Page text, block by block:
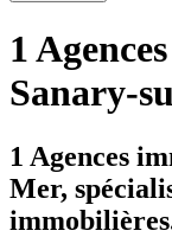
1
Sanary-
1 Agences
Mer,